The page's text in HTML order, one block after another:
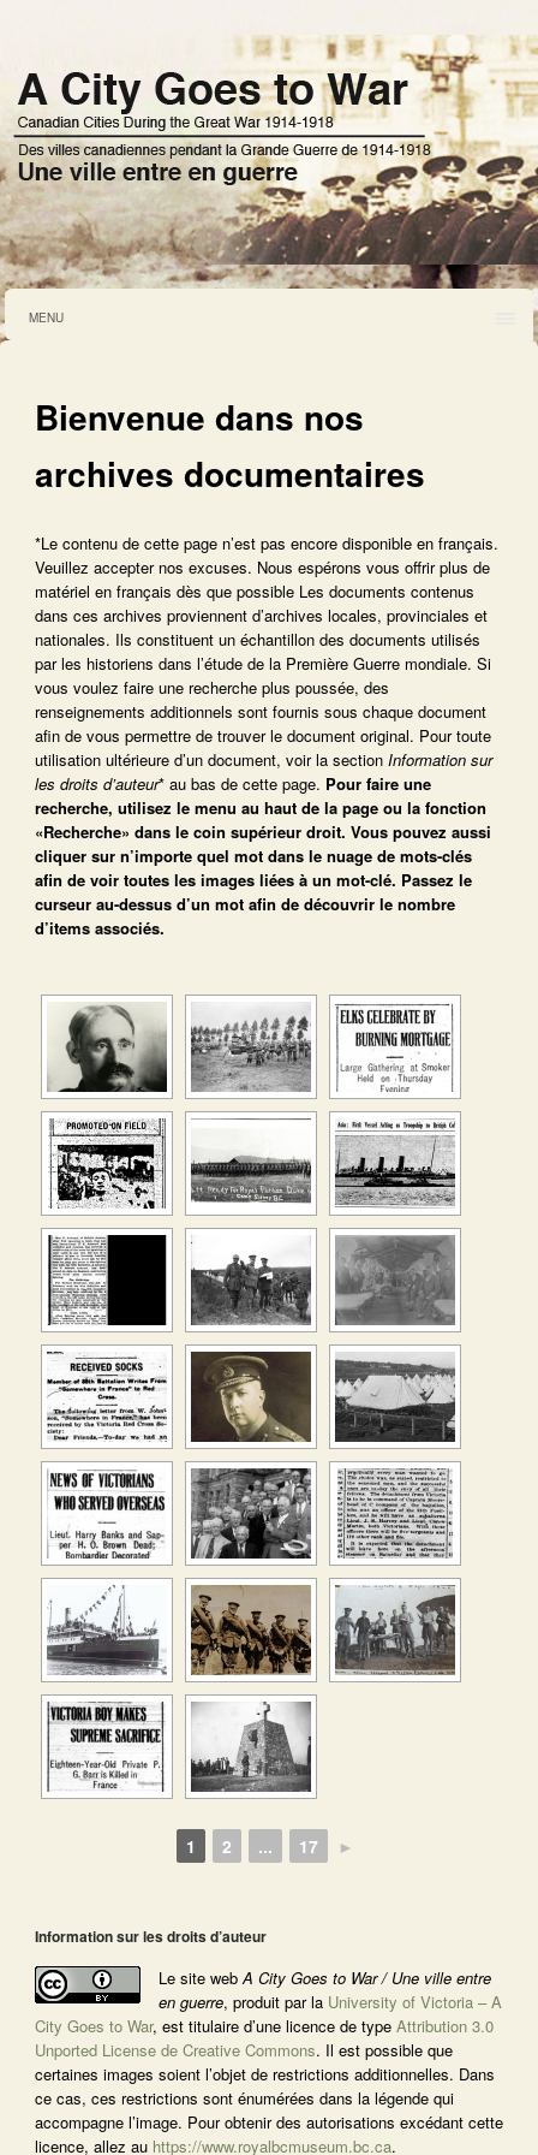
MENU
Bienvenue dans nos
archives documentaires
*Le contenu de cette page n’est pas encore disponible en français.
Veuillez accepter nos excuses. Nous espérons vous offrir plus de
matériel en français dès que possible Les documents contenus
dans ces archives proviennent d’archives locales, provinciales et
nationales. Ils constituent un échantillon des documents utilisés
par les historiens dans l’étude de la Première Guerre mondiale. Si
vous voulez faire une recherche plus poussée, des
renseignements additionnels sont fournis sous chaque document
afin de vous permettre de trouver le document original. Pour toute
utilisation ultérieure d’un document, voir la section Information sur
les droits d’auteur* au bas de cette page. Pour faire une
recherche, utilisez le menu au haut de la page ou la fonction
«Recherche» dans le coin supérieur droit. Vous pouvez aussi
cliquer sur n’importe quel mot dans le nuage de mots-clés
afin de voir toutes les images liées à un mot-clé. Passez le
curseur au-dessus d’un mot afin de découvrir le nombre
d’items associés.
1 2 ... 17 ►
Information sur les droits d’auteur
Le site webA City Goes to War / Une ville entre
en guerre, produit par la University of Victoria – A
City Goes to War, est titulaire d’une licence de type Attribution 3.0
Unported License de Creative Commons. Il est possible que
certaines images soient l’objet de restrictions additionnelles. Dans
ce cas, ces restrictions sont énumérées dans la légende qui
accompagne l’image. Pour obtenir des autorisations excédant cette
licence, allez au https://www.royalbcmuseum.bc.ca.